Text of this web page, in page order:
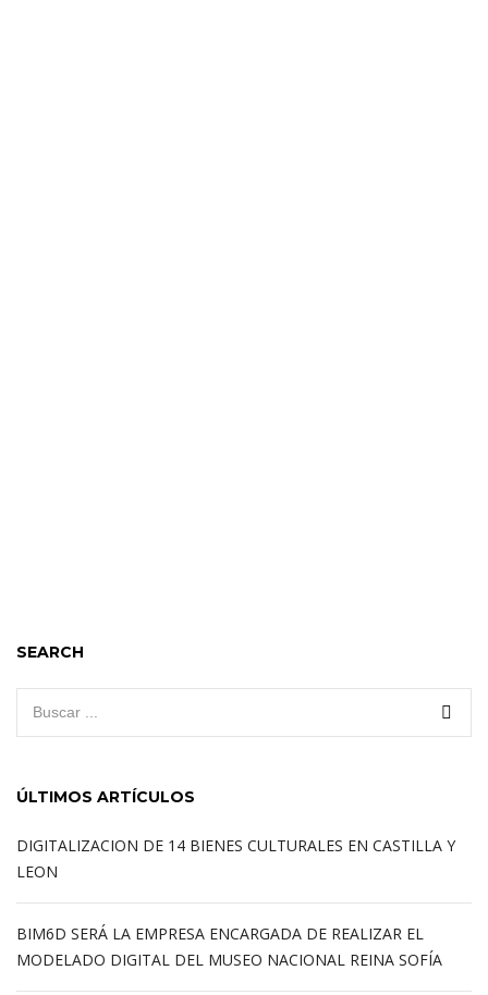
SEARCH
ÚLTIMOS ARTÍCULOS
DIGITALIZACION DE 14 BIENES CULTURALES EN CASTILLA Y
LEON
BIM6D SERÁ LA EMPRESA ENCARGADA DE REALIZAR EL
MODELADO DIGITAL DEL MUSEO NACIONAL REINA SOFÍA